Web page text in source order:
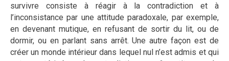
survivre consiste à réagir à la contradiction et à
l’inconsistance par une attitude paradoxale, par exemple,
en devenant mutique, en refusant de sortir du lit, ou de
dormir, ou en parlant sans arrêt. Une autre façon est de
créer un monde intérieur dans lequel nul n’est admis et qui